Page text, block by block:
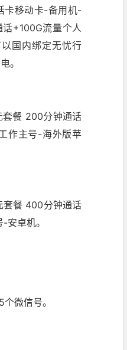
卡移动卡-备用机-
+100G流量个人
国内绑定无忧行
。
餐 200分钟通话
作主号-海外版苹
套餐 400分钟通话
安卓机。
微信号。